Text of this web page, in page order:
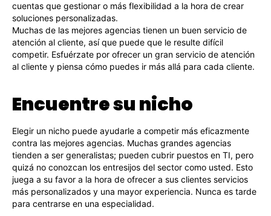
cuentas que gestionar o más flexibilidad a la hora de crear
soluciones personalizadas.
Muchas de las mejores agencias tienen un buen servicio de
atención al cliente, así que puede que le resulte difícil
competir. Esfuérzate por ofrecer un gran servicio de atención
al cliente y piensa cómo puedes ir más allá para cada cliente.
Encuentre su nicho
Elegir un nicho puede ayudarle a competir más eficazmente
contra las mejores agencias. Muchas grandes agencias
tienden a ser generalistas; pueden cubrir puestos en TI, pero
quizá no conozcan los entresijos del sector como usted. Esto
juega a su favor a la hora de ofrecer a sus clientes servicios
más personalizados y una mayor experiencia. Nunca es tarde
para centrarse en una especialidad.